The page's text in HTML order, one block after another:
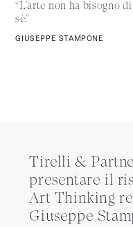
“L’arte non ha bisogno
sè.”
GIUSEPPE STAMPONE
Tirelli &
presentare il
Art Thinking
Giuseppe